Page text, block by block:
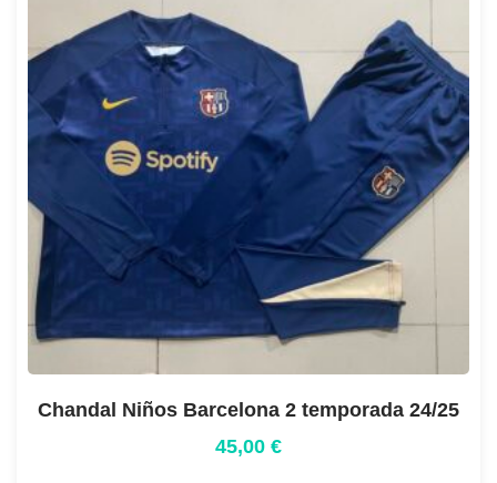
Chandal Niños Barcelona 2 temporada 24/25
45,00 €